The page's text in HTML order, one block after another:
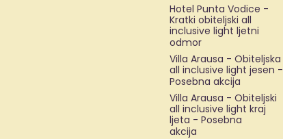
Hotel Punta Vodice -
Kratki obiteljski all
inclusive light ljetni
odmor
Villa Arausa - Obiteljska
all inclusive light jesen -
Posebna akcija
Villa Arausa - Obiteljski
all inclusive light kraj
ljeta - Posebna
akcija